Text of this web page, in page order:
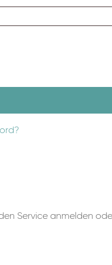
Service anmelden